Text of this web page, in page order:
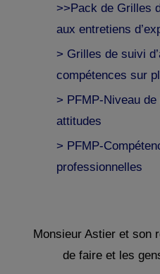
>>Pack de Grilles
aux entretiens
> Grilles de suivi
compétences sur
> PFMP-Niveau
attitudes
> PFMP-
professionnelles
Monsieur Astier et son
de faire et les